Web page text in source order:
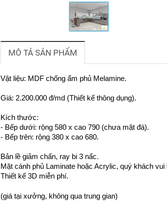
MÔ TẢ SẢN PHẨM
Vật liệu: MDF chống ẩm phủ Melamine.
Giá: 2.200.000 đ/md (Thiết kế thông dụng).
Kích thước:
- Bếp dưới: rộng 580 x cao 790 (chưa mặt đá).
- Bếp trên: rộng 380 x cao 680.
Bản lề giảm chấn, ray bi 3 nấc.
Mặt cánh phủ Laminate hoặc Acrylic, quý khách
Thiết kế 3D miễn phí.
(giá tại xưởng, không qua trung gian)